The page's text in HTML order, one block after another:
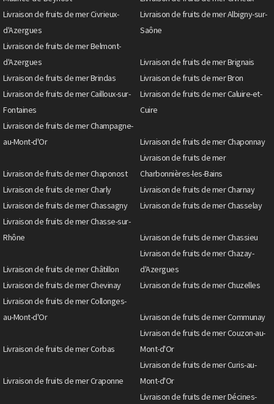
Livraison de fruits de mer Civrieux-
d'Azergues
Livraison de fruits de mer Albigny-sur-
Saône
Livraison de fruits de mer Belmont-
d'Azergues
Livraison de fruits de mer Brignais
Livraison de fruits de mer Brindas
Livraison de fruits de mer Bron
Livraison de fruits de mer Cailloux-sur-
Fontaines
Livraison de fruits de mer Caluire-et-
Cuire
Livraison de fruits de mer Champagne-
au-Mont-d'Or
Livraison de fruits de mer Chaponnay
Livraison de fruits de mer Chaponost
Livraison de fruits de mer
Charbonnières-les-Bains
Livraison de fruits de mer Charly
Livraison de fruits de mer Charnay
Livraison de fruits de mer Chassagny
Livraison de fruits de mer Chasselay
Livraison de fruits de mer Chasse-sur-
Rhône
Livraison de fruits de mer Chassieu
Livraison de fruits de mer Châtillon
Livraison de fruits de mer Chazay-
d'Azergues
Livraison de fruits de mer Chevinay
Livraison de fruits de mer Chuzelles
Livraison de fruits de mer Collonges-
au-Mont-d'Or
Livraison de fruits de mer Communay
Livraison de fruits de mer Corbas
Livraison de fruits de mer Couzon-au-
Mont-d'Or
Livraison de fruits de mer Craponne
Livraison de fruits de mer Curis-au-
Mont-d'Or
Livraison de fruits de mer Décines-